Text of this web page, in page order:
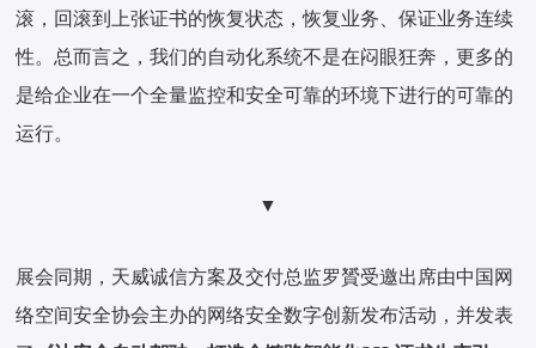
滚，回滚到上张证书的恢复状态，恢复业务、保证业务连续
性。总而言之，我们的自动化系统不是在闷眼狂奔，更多的
是给企业在一个全量监控和安全可靠的环境下进行的可靠的
运行。
▼
展会同期，天威诚信方案及交付总监罗贇受邀出席由中国网
络空间安全协会主办的网络安全数字创新发布活动，并发表